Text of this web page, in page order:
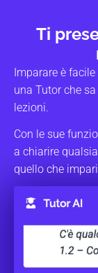
Ti
Imparare è
una Tutor che
lezioni.
Con le sue
a chiarire
quello che